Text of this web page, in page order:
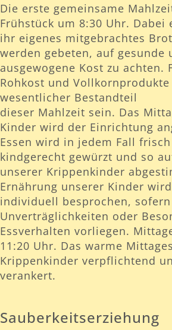
Die erste gemeinsame
Frühstück um 8:30 Uhr. Dabei
ihr eigenes mitgebrachtes
werden gebeten, auf gesunde
ausgewogene Kost zu achten.
Rohkost und
wesentlicher Bestandteil
dieser Mahlzeit sein. Das
Kinder wird der Einrichtung
Essen wird in jedem Fall
kindgerecht gewürzt und so
unserer Krippenkinder
Ernährung unserer Kinder
individuell besprochen,
Unverträglichkeiten oder
Essverhalten vorliegen.
11:20 Uhr. Das warme
Krippenkinder verpflichtend
verankert.
Sauberkeitserziehung